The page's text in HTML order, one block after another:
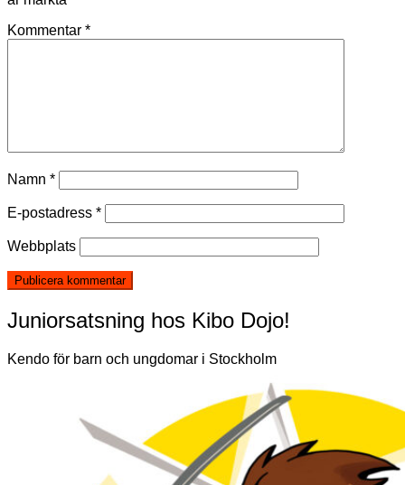
Kommentar *
Namn *
E-postadress *
Webbplats
Juniorsatsning hos Kibo Dojo!
Kendo för barn och ungdomar i Stockholm